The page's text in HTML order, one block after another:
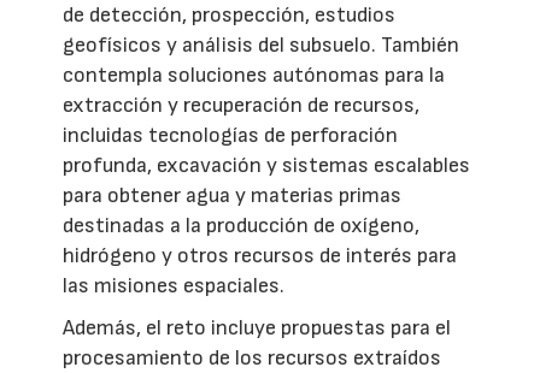
de detección, prospección, estudios
geofísicos y análisis del subsuelo. También
contempla soluciones autónomas para la
extracción y recuperación de recursos,
incluidas tecnologías de perforación
profunda, excavación y sistemas escalables
para obtener agua y materias primas
destinadas a la producción de oxígeno,
hidrógeno y otros recursos de interés para
las misiones espaciales.
Además, el reto incluye propuestas para el
procesamiento de los recursos extraídos